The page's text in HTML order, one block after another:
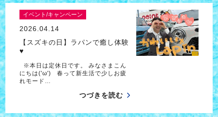
イベント/キャンペーン
2026.04.14
【スズキの日】ラパンで癒し体験
♥
※本日は定休日です。 みなさまこん
にちは('ω') 春って新生活で少しお疲
れモード…
つづきを読む